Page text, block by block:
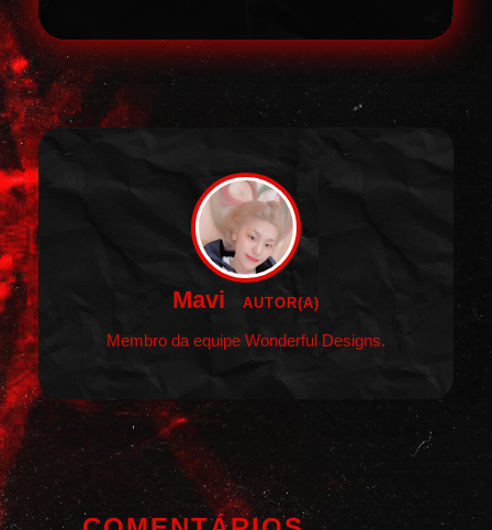
Mavi AUTOR(A)
Membro da equipe Wonderful Designs.